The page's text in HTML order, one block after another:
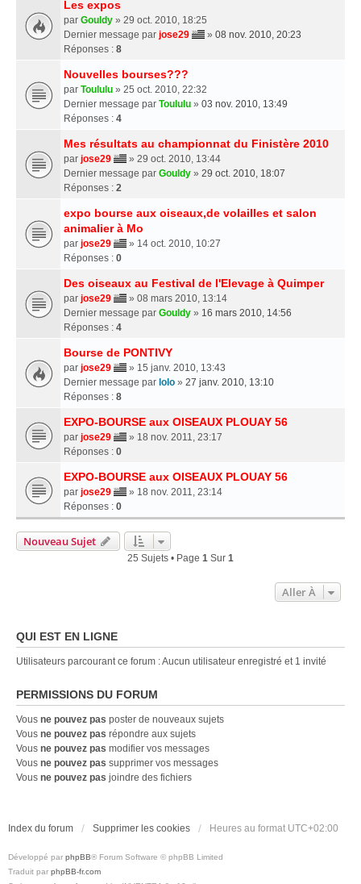
Les expos
par Gouldy » 29 oct. 2010, 18:25
Dernier message par jose29 » 08 nov. 2010, 20:23
Réponses : 8
Nouvelles bourses???
par Toululu » 25 oct. 2010, 22:32
Dernier message par Toululu » 03 nov. 2010, 13:49
Réponses : 4
Mes résultats au championnat du Finistère 2010
par jose29
» 29 oct. 2010, 13:44
Dernier message par Gouldy » 29 oct. 2010, 18:07
Réponses : 2
expo bourse aux oiseaux,de volailles et salon
animalier à Mo
par jose29
» 14 oct. 2010, 10:27
Réponses : 0
Des oiseaux au Festival de l'Elevage à Quimper
par jose29
» 08 mars 2010, 13:14
Dernier message par Gouldy » 16 mars 2010, 14:56
Réponses : 4
Bourse de PONTIVY
par jose29
» 15 janv. 2010, 13:43
Dernier message par lolo » 27 janv. 2010, 13:10
Réponses : 8
EXPO-BOURSE aux OISEAUX PLOUAY 56
par jose29
» 18 nov. 2011, 23:17
Réponses : 0
EXPO-BOURSE aux OISEAUX PLOUAY 56
par jose29
» 18 nov. 2011, 23:14
Réponses : 0
Nouveau Sujet
25 Sujets • Page 1 Sur 1
Aller À
QUI EST EN LIGNE
Utilisateurs parcourant ce forum : Aucun utilisateur enregistré et 1 invité
PERMISSIONS DU FORUM
Vous ne pouvez pas poster de nouveaux sujets
Vous ne pouvez pas répondre aux sujets
Vous ne pouvez pas modifier vos messages
Vous ne pouvez pas supprimer vos messages
Vous ne pouvez pas joindre des fichiers
Index du forum Supprimer les cookies Heures au format UTC+02:00
Développé par phpBB® Forum Software © phpBB Limited
Traduit par phpBB-fr.com